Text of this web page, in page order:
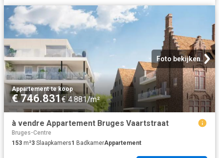
Foto bekijken
Appartement·te koop
€ 746.831€ 4.881/m²
à vendre Appartement Bruges Vaartstraat
Bruges-Centre
153 m²3 Slaapkamers1 BadkamerAppartement